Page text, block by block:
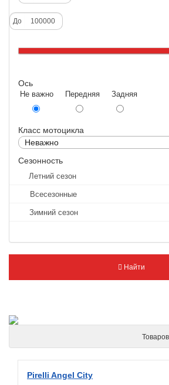
Deestone
Dunlop
Excel
GoldenTyre
Gummy
IRC
IRC Tyre
Kenda
KINGS TIRE
Kingstone
Nankang
Pirelli
PMT
До
Ось
Не важно Передняя Задняя
Класс мотоцикла
Неважно
Сезонность
Летний сезон
Всесезонные
Зимний сезон
Найти
Pirelli Angel City